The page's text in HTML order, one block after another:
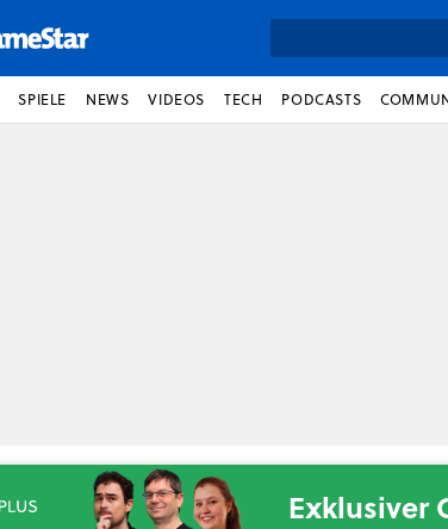
SPIELE NEWS VIDEOS TECH PODCASTS
Exklusiver